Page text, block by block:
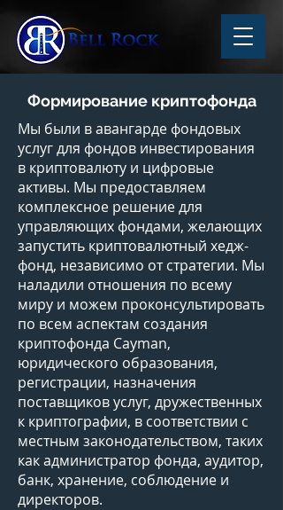
Формирование криптофонда
Мы были в авангарде фондовых
услуг для фондов инвестирования
в криптовалюту и цифровые
активы. Мы предоставляем
комплексное решение для
управляющих фондами, желающих
запустить криптовалютный хедж-
фонд, независимо от стратегии. Мы
наладили отношения по всему
миру и можем проконсультировать
по всем аспектам создания
криптофонда Cayman,
юридического образования,
регистрации, назначения
поставщиков услуг, дружественных
к криптографии, в соответствии с
местным законодательством, таких
как администратор фонда, аудитор,
банк, хранение, соблюдение и
директоров.